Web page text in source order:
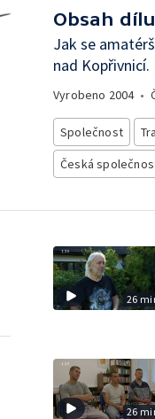
Obsah dílu
Jak se
nad Kopřivnicí.
Vyrobeno 2004•
Společnost
Česká
26
26